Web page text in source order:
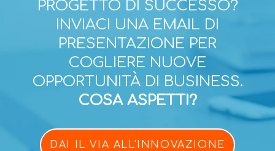
PROGETTO DI SUCCESSO?
INVIACI UNA EMAIL DI
PRESENTAZIONE PER
COGLIERE NUOVE
OPPORTUNITÀ DI BUSINESS.
COSA ASPETTI?
DAI IL VIA ALL'INNOVAZIONE